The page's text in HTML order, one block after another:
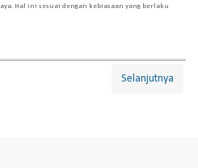
Hal ini sesuai dengan kebiasaan yang berlaku
Selanjutnya